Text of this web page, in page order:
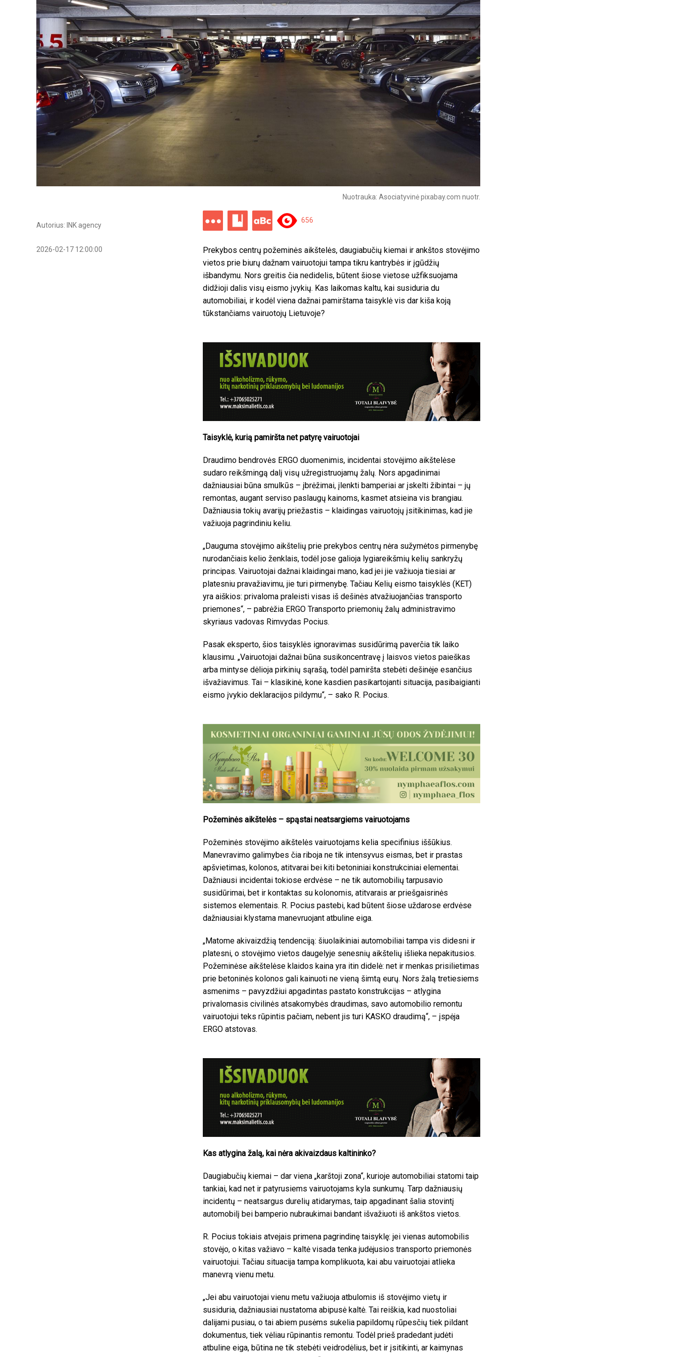
Nuotrauka: Asociatyvinė pixabay.com nuotr.
Autorius: INK agency
656
2026-02-17 12:00:00
Prekybos centrų požeminės aikštelės, daugiabučių kiemai ir ankštos stovėjimo
vietos prie biurų dažnam vairuotojui tampa tikru kantrybės ir įgūdžių
išbandymu. Nors greitis čia nedidelis, būtent šiose vietose užfiksuojama
didžioji dalis visų eismo įvykių. Kas laikomas kaltu, kai susiduria du
automobiliai, ir kodėl viena dažnai pamirštama taisyklė vis dar kiša koją
tūkstančiams vairuotojų Lietuvoje?
Taisyklė, kurią pamiršta net patyrę vairuotojai
Draudimo bendrovės ERGO duomenimis, incidentai stovėjimo aikštelėse
sudaro reikšmingą dalį visų užregistruojamų žalų. Nors apgadinimai
dažniausiai būna smulkūs – įbrėžimai, įlenkti bamperiai ar įskelti žibintai – jų
remontas, augant serviso paslaugų kainoms, kasmet atsieina vis brangiau.
Dažniausia tokių avarijų priežastis – klaidingas vairuotojų įsitikinimas, kad jie
važiuoja pagrindiniu keliu.
„Dauguma stovėjimo aikštelių prie prekybos centrų nėra sužymėtos pirmenybę
nurodančiais kelio ženklais, todėl jose galioja lygiareikšmių kelių sankryžų
principas. Vairuotojai dažnai klaidingai mano, kad jei jie važiuoja tiesiai ar
platesniu pravažiavimu, jie turi pirmenybę. Tačiau Kelių eismo taisyklės (KET)
yra aiškios: privaloma praleisti visas iš dešinės atvažiuojančias transporto
priemones“, – pabrėžia ERGO Transporto priemonių žalų administravimo
skyriaus vadovas Rimvydas Pocius.
Pasak eksperto, šios taisyklės ignoravimas susidūrimą paverčia tik laiko
klausimu. „Vairuotojai dažnai būna susikoncentravę į laisvos vietos paieškas
arba mintyse dėlioja pirkinių sąrašą, todėl pamiršta stebėti dešinėje esančius
išvažiavimus. Tai – klasikinė, kone kasdien pasikartojanti situacija, pasibaigianti
eismo įvykio deklaracijos pildymu“, – sako R. Pocius.
Požeminės aikštelės – spąstai neatsargiems vairuotojams
Požeminės stovėjimo aikštelės vairuotojams kelia specifinius iššūkius.
Manevravimo galimybes čia riboja ne tik intensyvus eismas, bet ir prastas
apšvietimas, kolonos, atitvarai bei kiti betoniniai konstrukciniai elementai.
Dažniausi incidentai tokiose erdvėse – ne tik automobilių tarpusavio
susidūrimai, bet ir kontaktas su kolonomis, atitvarais ar priešgaisrinės
sistemos elementais. R. Pocius pastebi, kad būtent šiose uždarose erdvėse
dažniausiai klystama manevruojant atbuline eiga.
„Matome akivaizdžią tendenciją: šiuolaikiniai automobiliai tampa vis didesni ir
platesni, o stovėjimo vietos daugelyje senesnių aikštelių išlieka nepakitusios.
Požeminėse aikštelėse klaidos kaina yra itin didelė: net ir menkas prisilietimas
prie betoninės kolonos gali kainuoti ne vieną šimtą eurų. Nors žalą tretiesiems
asmenims – pavyzdžiui apgadintas pastato konstrukcijas – atlygina
privalomasis civilinės atsakomybės draudimas, savo automobilio remontu
vairuotojui teks rūpintis pačiam, nebent jis turi KASKO draudimą“, – įspėja
ERGO atstovas.
Kas atlygina žalą, kai nėra akivaizdaus kaltininko?
Daugiabučių kiemai – dar viena „karštoji zona“, kurioje automobiliai statomi taip
tankiai, kad net ir patyrusiems vairuotojams kyla sunkumų. Tarp dažniausių
incidentų – neatsargus durelių atidarymas, taip apgadinant šalia stovintį
automobilį bei bamperio nubraukimai bandant išvažiuoti iš ankštos vietos.
R. Pocius tokiais atvejais primena pagrindinę taisyklę: jei vienas automobilis
stovėjo, o kitas važiavo – kaltė visada tenka judėjusios transporto priemonės
vairuotojui. Tačiau situacija tampa komplikuota, kai abu vairuotojai atlieka
manevrą vienu metu.
„Jei abu vairuotojai vienu metu važiuoja atbulomis iš stovėjimo vietų ir
susiduria, dažniausiai nustatoma abipusė kaltė. Tai reiškia, kad nuostoliai
dalijami pusiau, o tai abiem pusėms sukelia papildomų rūpesčių tiek pildant
dokumentus, tiek vėliau rūpinantis remontu. Todėl prieš pradedant judėti
atbuline eiga, būtina ne tik stebėti veidrodėlius, bet ir įsitikinti, ar kaimynas